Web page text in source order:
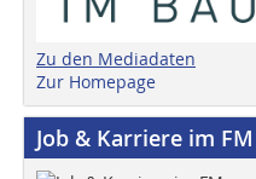
Zu den Mediadaten
Zur Homepage
Job & Karriere im FM